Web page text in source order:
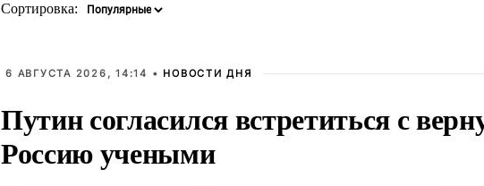
Сортировка:
6 АВГУСТА 2026, 14:14 • НОВОСТИ ДНЯ
Путин согласился встретиться с
Россию учеными